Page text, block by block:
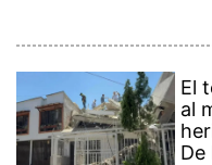
al
De